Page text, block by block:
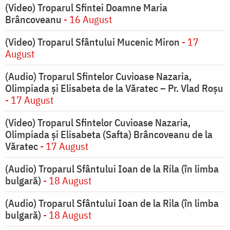
(Video) Troparul Sfintei Doamne Maria
Brâncoveanu - 16 August
(Video) Troparul Sfântului Mucenic Miron - 17
August
(Audio) Troparul Sfintelor Cuvioase Nazaria,
Olimpiada și Elisabeta de la Văratec – Pr. Vlad Roșu
- 17 August
(Video) Troparul Sfintelor Cuvioase Nazaria,
Olimpiada și Elisabeta (Safta) Brâncoveanu de la
Văratec- 17 August
(Audio) Troparul Sfântului Ioan de la Rila (în limba
bulgară) - 18 August
(Audio) Troparul Sfântului Ioan de la Rila (în limba
bulgară) - 18 August